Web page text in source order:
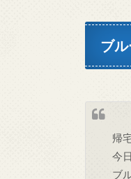
ブ
帰
今
ブ